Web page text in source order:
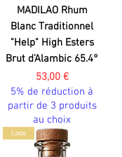
MADILAO Rhum
Blanc Traditionnel
"Help" High Esters
Brut d'Alambic 65.4°
Prix
53,00 €
5% de réduction à
partir de 3 produits
au choix
Laos